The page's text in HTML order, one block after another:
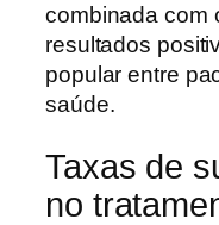
combinada com
resultados
popular entre
saúde.
Taxas de
no